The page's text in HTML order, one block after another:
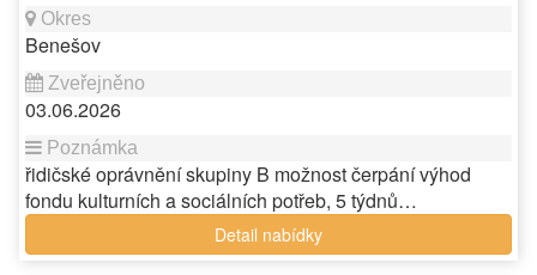
Benešov
03.06.2026
řidičské oprávnění skupiny B možnost čerpání výhod
fondu kulturních a sociálních potřeb, 5 týdnů…
Detail nabídky